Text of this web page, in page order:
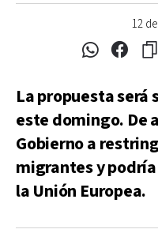
12
La propuesta
este domingo. De
Gobierno a
migrantes y
la Unión Europea.